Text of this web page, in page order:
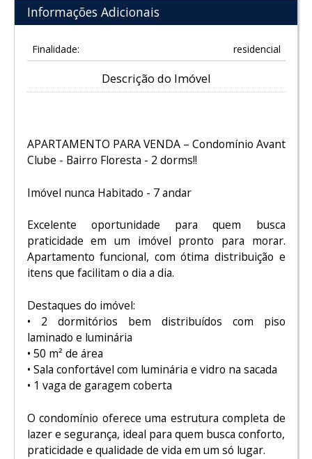
Informações Adicionais
Finalidade: residencial
Descrição do Imóvel
APARTAMENTO PARA VENDA – Condomínio Avant
Clube - Bairro Floresta - 2 dorms!!
Imóvel nunca Habitado - 7 andar
Excelente oportunidade para quem busca
praticidade em um imóvel pronto para morar.
Apartamento funcional, com ótima distribuição e
itens que facilitam o dia a dia.
Destaques do imóvel:
• 2 dormitórios bem distribuídos com piso
laminado e luminária
• 50 m² de área
• Sala confortável com luminária e vidro na sacada
• 1 vaga de garagem coberta
O condomínio oferece uma estrutura completa de
lazer e segurança, ideal para quem busca conforto,
praticidade e qualidade de vida em um só lugar.